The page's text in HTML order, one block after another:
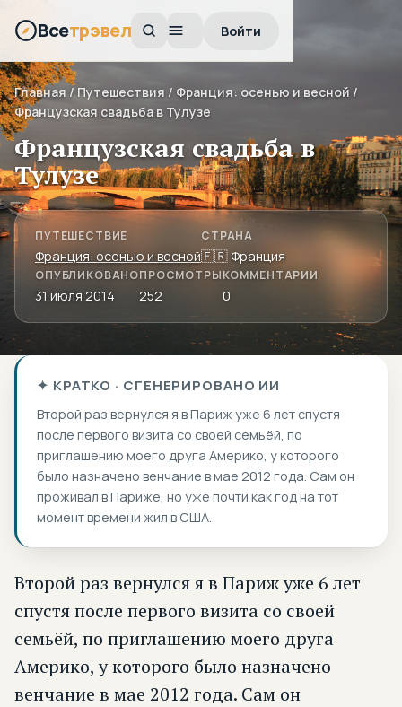
Всетрэвел Войти
Главная / Путешествия / Франция: осенью и весной /
Французская свадьба в Тулузе
Французская свадьба в
Тулузе
ПУТЕШЕСТВИЕ
Франция: осенью и весной
СТРАНА
🇫🇷 Франция
ОПУБЛИКОВАНО
31 июля 2014
ПРОСМОТРЫ
252
КОММЕНТАРИИ
0
✦ КРАТКО · СГЕНЕРИРОВАНО ИИ
Второй раз вернулся я в Париж уже 6 лет спустя
после первого визита со своей семьёй, по
приглашению моего друга Америко, у которого
было назначено венчание в мае 2012 года. Сам он
проживал в Париже, но уже почти как год на тот
момент времени жил в США.
Второй раз вернулся я в Париж уже 6 лет
спустя после первого визита со своей
семьёй, по приглашению моего друга
Америко, у которого было назначено
венчание в мае 2012 года. Сам он